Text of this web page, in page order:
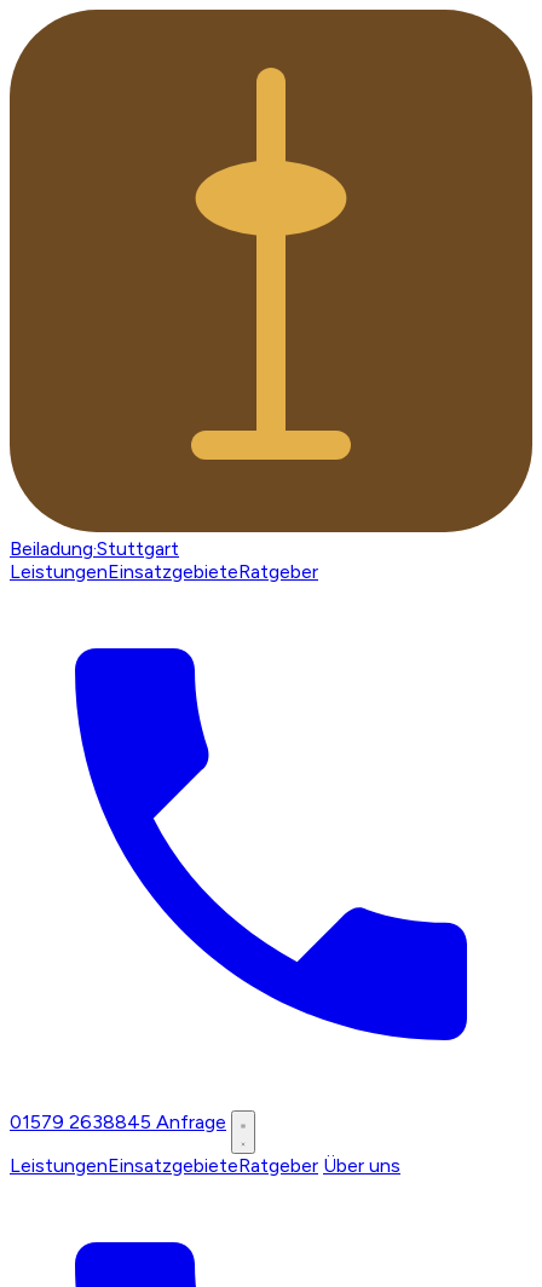
Beiladung·Stuttgart
LeistungenEinsatzgebieteRatgeber
01579 2638845 Anfrage
LeistungenEinsatzgebieteRatgeber Über uns